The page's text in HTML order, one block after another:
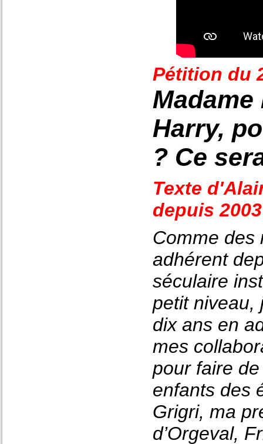
Pétition du
Harry,
? Ce
Texte
depuis 2003
Comme des
adhérent
séculaire
petit niveau,
dix ans en
mes
pour faire
enfants des
Grigri, ma
d’Orgeval,